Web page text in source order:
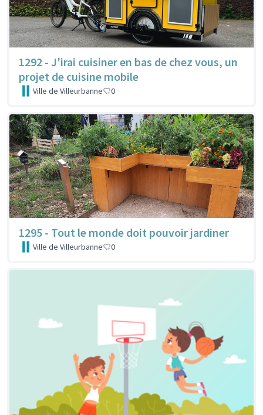
1292 - J'irai cuisiner en bas de chez vous, un
projet de cuisine mobile
Ville de Villeurbanne 0
1295 - Tout le monde doit pouvoir jardiner
Ville de Villeurbanne 0